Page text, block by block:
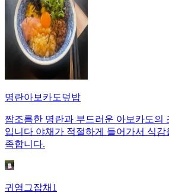
명란아보카도덮밥
짭조름한 명란과 부드러운 아보카도의
입니다 야채가 적절하게 들어가서 식
족합니다.
귀염그잡채1